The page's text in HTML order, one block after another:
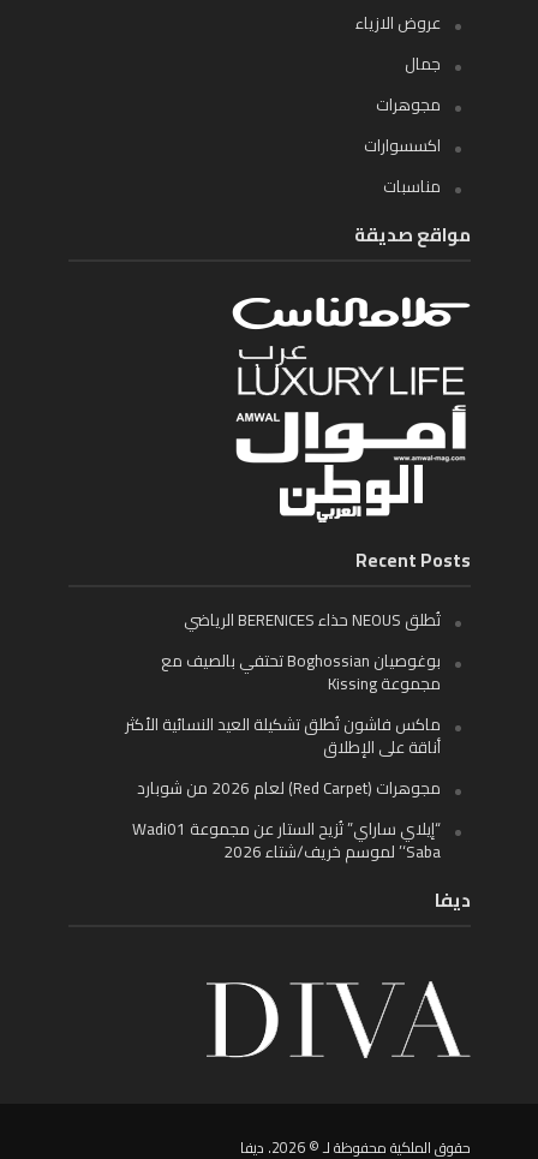
عروض الازياء
جمال
مجوهرات
اكسسوارات
مناسبات
مواقع صديقة
Recent Posts
تُطلق NEOUS حذاء BERENICES الرياضي
بوغوصيان Boghossian تحتفي بالصيف مع
مجموعة Kissing
ماكس فاشون تُطلق تشكيلة العيد النسائية الأكثر
أناقة على الإطلاق
مجوهرات (Red Carpet) لعام 2026 من شوبارد
“إيلاي ساراي” تُزيح الستار عن مجموعة Wadi01
‘Saba’ لموسم خريف/شتاء 2026
ديفا
حقوق الملكية محفوظة لـ © 2026. ديفا